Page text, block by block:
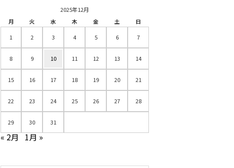
2025年12月
月
火 水 木 金 土
日
1
2 3 4 5 6 7
8 9 10 11 12 13 14
15 16 17 18 19 20 21
22 23 24 25 26 27 28
29 30 31
« 2月 1月 »